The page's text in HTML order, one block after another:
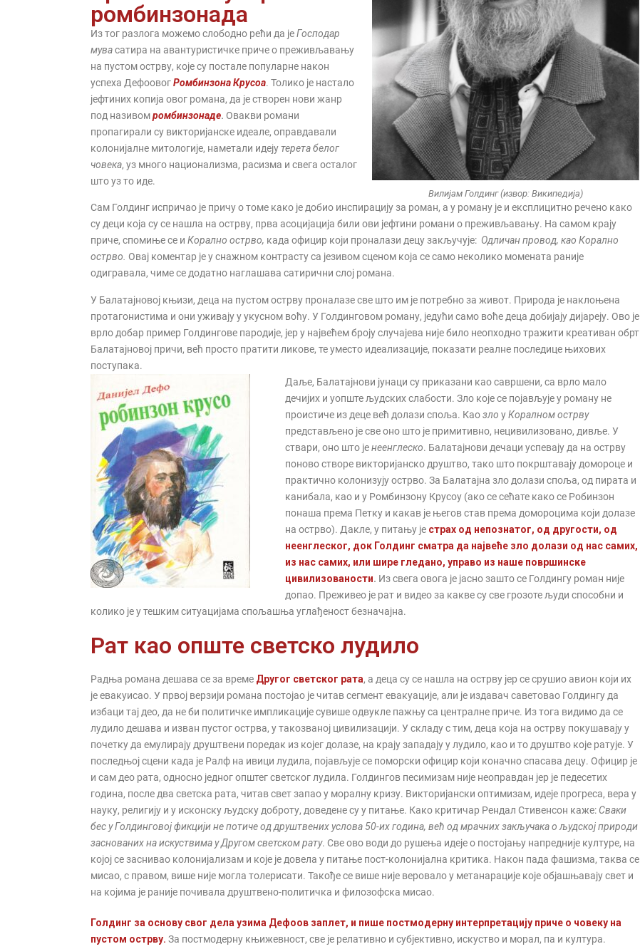
ромбинзонада
Из тог разлога можемо слободно рећи да јеГосподар
мувасатира на авантуристичке приче о преживљавању
на пустом острву, које су постале популарне након
успеха ДефоовогРомбинзона Крусоа. Толико је настало
јефтиних копија овог романа, да је створен нови жанр
под називомромбинзонаде. Овакви романи
пропагирали су викторијанске идеале, оправдавали
колонијалне митологије, наметали идејутерета белог
човека, уз много национализма, расизма и свега осталог
што уз то иде.
Вилијам Голдинг (извор: Википедија)
Сам Голдинг испричао је причу о томе како је добио инспирацију за роман, а у роману је и експлицитно речено како
су деци која су се нашла на острву, прва асоцијација били ови јефтини романи о преживљавању. На самом крају
приче, спомиње се и Корално острво, када официр који проналази децу закључује: Одличан провод, као Корално
острво. Овај коментар је у снажном контрасту са језивом сценом која се само неколико момената раније
одигравала, чиме се додатно наглашава сатирични слој романа.
У Балатајновој књизи, деца на пустом острву проналазе све што им је потребно за живот. Природа је наклоњена
протагонистима и они уживају у укусном воћу. У Голдинговом роману, једући само воће деца добијају дијареју. Ово је
врло добар пример Голдингове пародије, јер у највећем броју случајева није било неопходно тражити креативан обрт
Балатајновој причи, већ просто пратити ликове, те уместо идеализације, показати реалне последице њихових
поступака.
Даље, Балатајнови јунаци су приказани као савршени, са врло мало
дечијих и уопште људских слабости. Зло које се појављује у роману не
проистиче из деце већ долази споља. Каозло уКоралном острву
представљено је све оно што је примитивно, нецивилизовано, дивље. У
ствари, оно што јенеенглеско. Балатајнови дечаци успевају да на острву
поново створе викторијанско друштво, тако што покрштавају домороце и
практично колонизују острво. За Балатајна зло долази споља, од пирата и
канибала, као и у Ромбинзону Крусоу (ако се сећате како се Робинзон
понаша према Петку и какав је његов став према домороцима који долазе
на острво). Дакле, у питању је страх од непознатог, од другости, од
неенглеског, док Голдинг сматра да највеће зло долази од нас самих,
из нас самих, или шире гледано, управо из наше површинске
цивилизованости. Из свега овога је јасно зашто се Голдингу роман није
допао. Преживео је рат и видео за какве су све грозоте људи способни и
колико је у тешким ситуацијама спољашња углађеност безначајна.
Рат као опште светско лудило
Радња романа дешава се за време Другог светског рата, а деца су се нашла на острву јер се срушио авион који их
је евакуисао. У првој верзији романа постојао је читав сегмент евакуације, али је издавач саветовао Голдингу да
избаци тај део, да не би политичке импликације сувише одвукле пажњу са централне приче. Из тога видимо да се
лудило дешава и изван пустог острва, у такозваној цивилизацији. У складу с тим, деца која на острву покушавају у
почетку да емулирају друштвени поредак из којег долазе, на крају западају у лудило, као и то друштво које ратује. У
последњој сцени када је Ралф на ивици лудила, појављује се поморски официр који коначно спасава децу. Официр је
и сам део рата, односно једног општег светског лудила. Голдингов песимизам није неоправдан јер је педесетих
година, после два светска рата, читав свет запао у моралну кризу. Викторијански оптимизам, идеје прогреса, вера у
науку, религију и у исконску људску доброту, доведене су у питање. Како критичар Рендал Стивенсон каже: Сваки
бес у Голдинговој фикцији не потиче од друштвених услова 50-их година, већ од мрачних закључака о људској природи
заснованих на искуствима у Другом светском рату. Све ово води до рушења идеје о постојању напредније културе, на
којој се заснивао колонијализам и које је довела у питање пост-колонијална критика. Након пада фашизма, таква се
мисао, с правом, више није могла толерисати. Такође се више није веровало у метанарације које објашњавају свет и
на којима је раније почивала друштвено-политичка и филозофска мисао.
Голдинг за основу свог дела узима Дефоов заплет, и пише постмодерну интерпретацију приче о човеку на
пустом острву. За постмодерну књижевност, све је релативно и субјективно, искуство и морал, па и култура.